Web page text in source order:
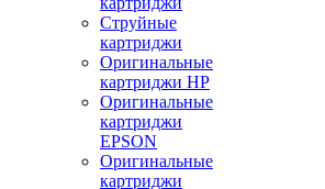
Струйные
картриджи
Оригинальные
картриджи HP
Оригинальные
картриджи
EPSON
Оригинальные
картриджи